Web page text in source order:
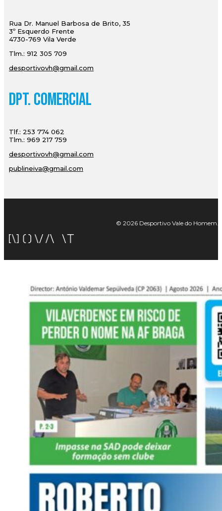
Rua Dr. Manuel Barbosa de Brito, 35
3º Esquerdo Frente
4730-769 Vila Verde
Tlm.: 912 305 709
desportivovh@gmail.com
Dpt. Comercial
Tlf.: 253 774 062
Tlm.: 969 217 759
desportivovh@gmail.com
publineiva@gmail.com
© 2026 Desportivo Vale do Homem.